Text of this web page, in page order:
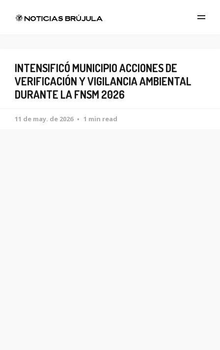
INTENSIFICÓ MUNICIPIO ACCIONES DE
VERIFICACIÓN Y VIGILANCIA AMBIENTAL
DURANTE LA FNSM 2026
11 de may. de 2026 1 min read